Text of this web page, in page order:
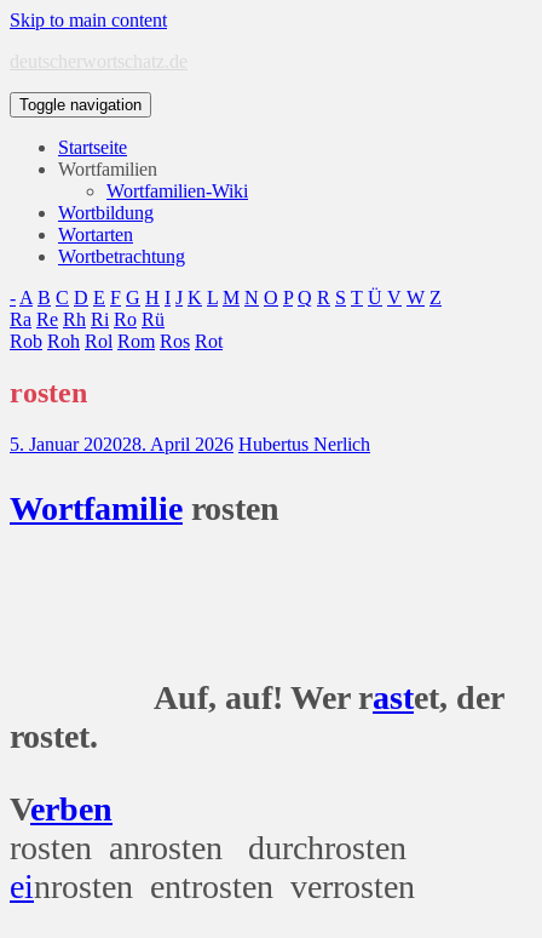
Skip to main content
deutscherwortschatz.de
Toggle navigation
Startseite
Wortfamilien
Wortfamilien-Wiki
Wortbildung
Wortarten
Wortbetrachtung
- A B C D E F G H I J K L M N O P Q R S T Ü V W Z
Ra Re Rh Ri Ro Rü
Rob Roh Rol Rom Ros Rot
rosten
5. Januar 202028. April 2026 Hubertus Nerlich
Wortfamilie rosten
Auf, auf! Wer rastet, der
rostet.
Verben
rosten anrosten durchrosten
einrosten entrosten verrosten